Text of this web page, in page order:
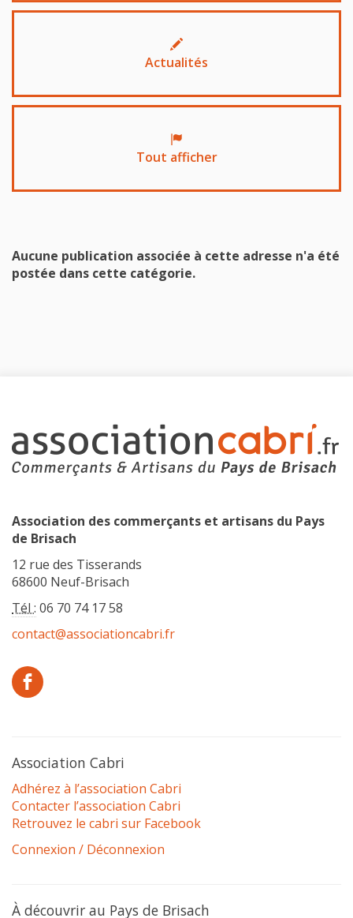
Actualités
Tout afficher
Aucune publication associée à cette adresse n'a été
postée dans cette catégorie.
Association des commerçants et artisans du Pays
de Brisach
12 rue des Tisserands
68600 Neuf-Brisach
Tél : 06 70 74 17 58
contact@associationcabri.fr
Association Cabri
Adhérez à l’association Cabri
Contacter l’association Cabri
Retrouvez le cabri sur Facebook
Connexion / Déconnexion
À découvrir au Pays de Brisach